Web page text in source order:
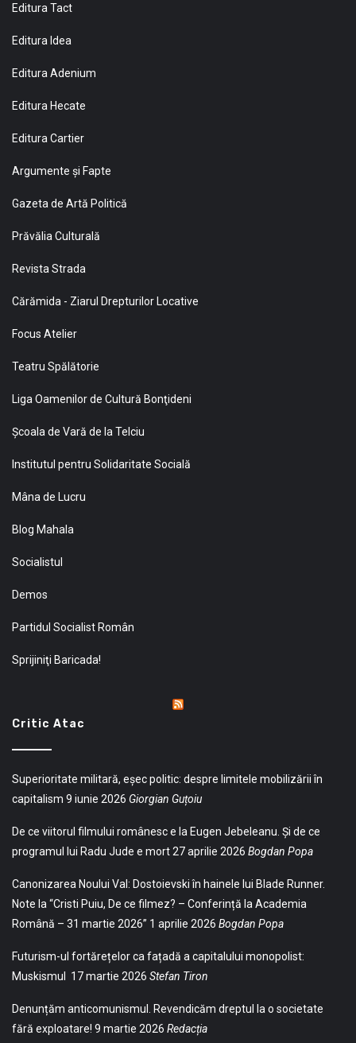
Editura Tact
Editura Idea
Editura Adenium
Editura Hecate
Editura Cartier
Argumente și Fapte
Gazeta de Artă Politică
Prăvălia Culturală
Revista Strada
Cărămida - Ziarul Drepturilor Locative
Focus Atelier
Teatru Spălătorie
Liga Oamenilor de Cultură Bonţideni
Şcoala de Vară de la Telciu
Institutul pentru Solidaritate Socială
Mâna de Lucru
Blog Mahala
Socialistul
Demos
Partidul Socialist Român
Sprijiniţi Baricada!
Critic Atac
Superioritate militară, eșec politic: despre limitele mobilizării în
capitalism 9 iunie 2026 Giorgian Guțoiu
De ce viitorul filmului românesc e la Eugen Jebeleanu. Și de ce
programul lui Radu Jude e mort27 aprilie 2026 Bogdan Popa
Canonizarea Noului Val: Dostoievski în hainele lui Blade Runner.
Note la “Cristi Puiu, De ce filmez? – Conferință la Academia
Română – 31 martie 2026” 1 aprilie 2026 Bogdan Popa
Futurism-ul fortărețelor ca fațadă a capitalului monopolist:
Muskismul 17 martie 2026 Stefan Tiron
Denunțăm anticomunismul. Revendicăm dreptul la o societate
fără exploatare! 9 martie 2026 Redacția